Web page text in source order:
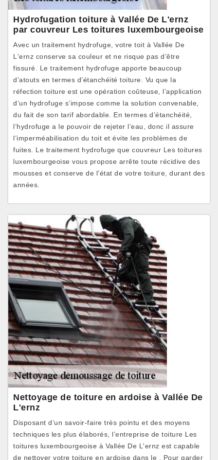
Hydrofugation toiture à Vallée De L'ernz
par couvreur Les toitures luxembourgeoise
Avec un traitement hydrofuge, votre toit à Vallée De
L'ernz conserve sa couleur et ne risque pas d’être
fissuré. Le traitement hydrofuge apporte beaucoup
d’atouts en termes d’étanchéité toiture. Vu que la
réfection toiture est une opération coûteuse, l’application
d’un hydrofuge s’impose comme la solution convenable,
du fait de son tarif abordable. En termes d’étanchéité,
l’hydrofuge a le pouvoir de rejeter l’eau, donc il assure
l’imperméabilisation du toit et évite les problèmes de
fuites. Le traitement hydrofuge que couvreur Les toitures
luxembourgeoise vous propose arrête toute récidive des
mousses et conserve de l’état de votre toiture, durant des
années.
Nettoyage de toiture en ardoise à Vallée De
L'ernz
Disposant d’un savoir-faire très pointu et des moyens
techniques les plus élaborés, l’entreprise de toiture Les
toitures luxembourgeoise à Vallée De L'ernz est capable
de nettoyer votre toiture en ardoise dans le . Pour garder